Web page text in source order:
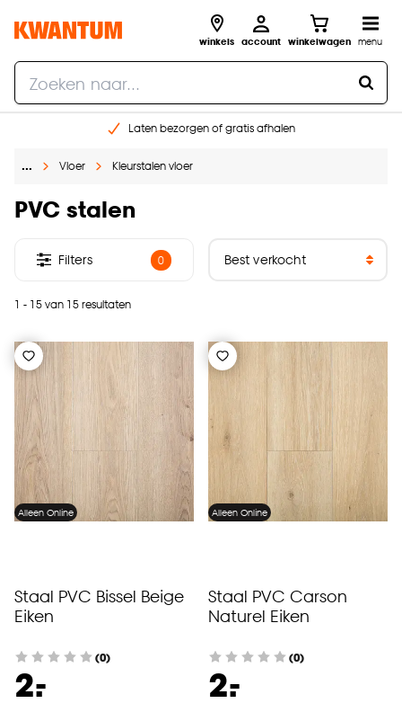
winkels account winkelwagen menu
Laten bezorgen of gratis afhalen
Gratis raam advies en opmeten aan huis
… Vloer Kleurstalen vloer
PVC stalen
1 - 15 van 15 resultaten
Filters 0
Alleen Online
Staal PVC Bissel Beige
Eiken
(0)
2.
-
Alleen Online
Staal PVC Carson
Naturel Eiken
(0)
2.
-